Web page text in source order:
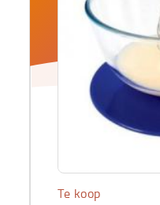
Te koop